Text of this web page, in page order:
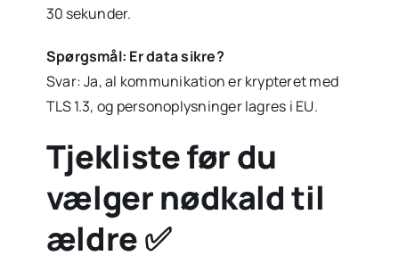
30 sekunder.
Spørgsmål: Er data sikre?
Svar: Ja, al kommunikation er krypteret med
TLS 1.3, og personoplysninger lagres i EU.
Tjekliste før du
vælger nødkald til
ældre ✅